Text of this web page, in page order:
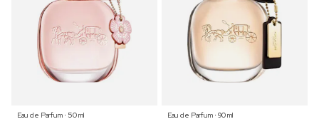
Eau de Parfum ⋅ 50 ml
Eau de Parfum ⋅ 90 ml